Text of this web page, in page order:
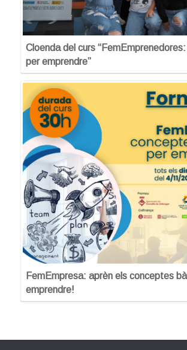
Cloenda del curs
per emprendre”
FemEmpresa: aprèn els conceptes
emprendre!